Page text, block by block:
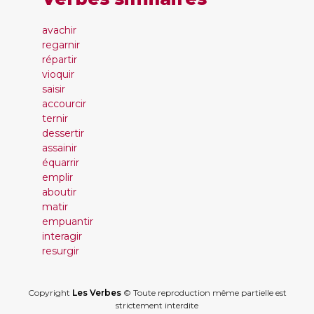
avachir
regarnir
répartir
vioquir
saisir
accourcir
ternir
dessertir
assainir
équarrir
emplir
aboutir
matir
empuantir
interagir
resurgir
Copyright Les Verbes© Toute reproduction même partielle est
strictement interdite